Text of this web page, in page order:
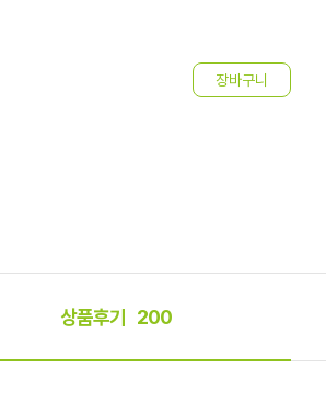
상품후기 200